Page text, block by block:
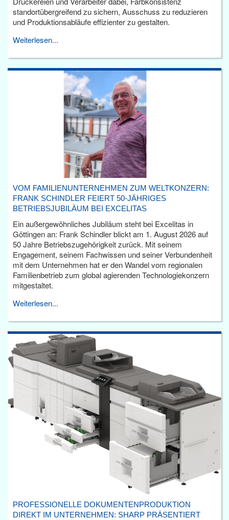
standortübergreifend zu sichern, Ausschuss zu reduzieren
und Produktionsabläufe effizienter zu gestalten.
Weiterlesen...
VOM FAMILIENUNTERNEHMEN ZUM WELTKONZERN:
FRANK SCHINDLER FEIERT 50-JÄHRIGES
BETRIEBSJUBILÄUM BEI EXCELITAS
Ein außergewöhnliches Jubiläum steht bei Excelitas in
Göttingen an: Frank Schindler blickt am 1. August 2026 auf
50 Jahre Betriebszugehörigkeit zurück. Mit seinem
Engagement, seinem Fachwissen und seiner Verbundenheit
mit dem Unternehmen hat er den Wandel vom regionalen
Familienbetrieb zum global agierenden Technologiekonzern
mitgestaltet.
Weiterlesen...
PROFESSIONELLE DOKUMENTENPRODUKTION
DIREKT IM UNTERNEHMEN: SHARP PRÄSENTIERT